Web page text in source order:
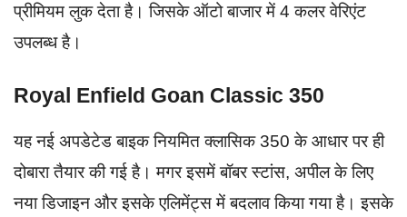
प्रीमियम लुक देता है। जिसके ऑटो बाजार में 4 कलर वेरिएंट
उपलब्ध है।
Royal Enfield Goan Classic 350
यह नई अपडेटेड बाइक नियमित क्लासिक 350 के आधार पर ही
दोबारा तैयार की गई है। मगर इसमें बॉबर स्टांस, अपील के लिए
नया डिजाइन और इसके एलिमेंट्स में बदलाव किया गया है। इसके